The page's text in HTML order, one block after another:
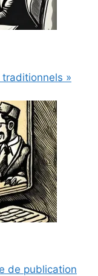
»
de publication